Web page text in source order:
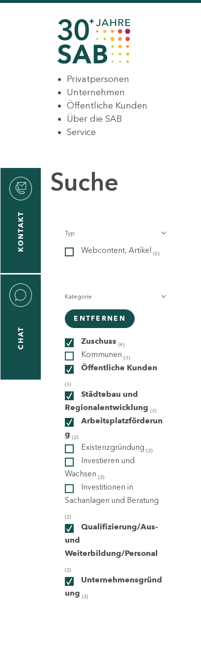
Privatpersonen
Unternehmen
Öffentliche Kunden
Über die SAB
Service
KONTAKT
CHAT
Suche
Typ
Webcontent, Artikel (5)
Kategorie
ENTFERNEN
Zuschuss (4)
Kommunen (3)
Öffentliche Kunden
(3)
Städtebau und
Regionalentwicklung (3)
Arbeitsplatzförderun
g (2)
Existenzgründung (2)
Investieren und
Wachsen (2)
Investitionen in
Sachanlagen und Beratung
(2)
Qualifizierung/Aus-
und
Weiterbildung/Personal
(2)
Unternehmensgründ
ung (2)